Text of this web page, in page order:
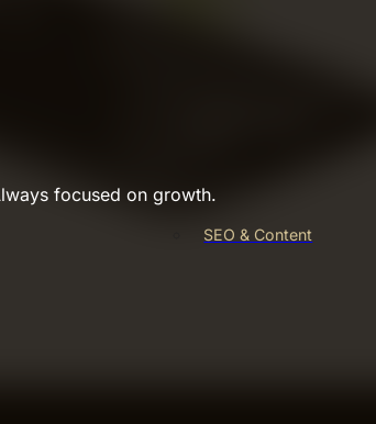
focused on growth.
SEO & Content